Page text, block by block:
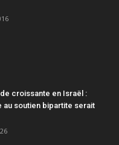
croissante en Israël :
au soutien bipartite serait